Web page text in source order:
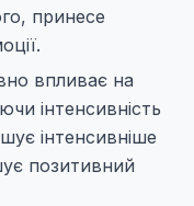
принесе
впливає на
інтенсивність
інтенсивніше
позитивний